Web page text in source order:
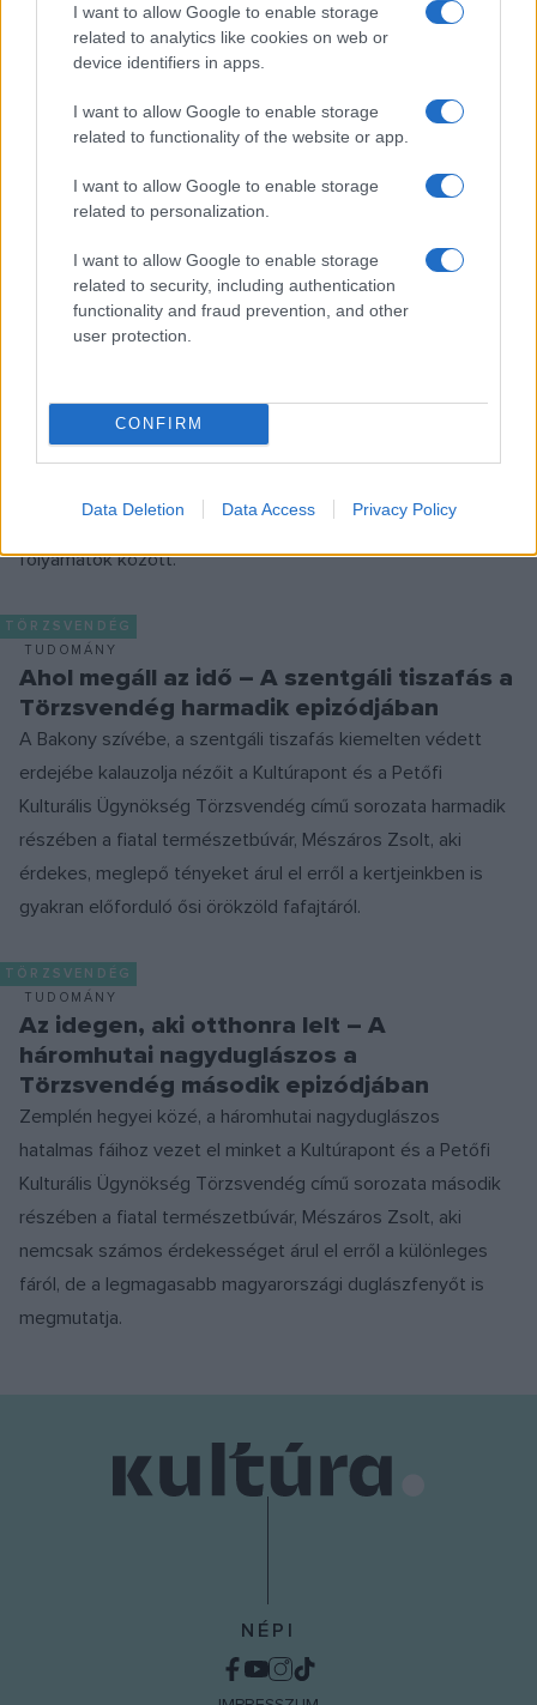
I want to allow Google to enable storage
related to analytics like cookies on web or
device identifiers in apps.
I want to allow Google to enable storage
related to functionality of the website or app.
I want to allow Google to enable storage
related to personalization.
I want to allow Google to enable storage
related to security, including authentication
functionality and fraud prevention, and other
user protection.
CONFIRM
Data Deletion Data Access Privacy Policy
Duna által határolt Szigetközbe hív a Kultúrapont és a Petőfi
Kulturális Ügynökség Törzsvendég című sorozata hatodik
folyamatosan változó ártéri erdő bemutatása mellett
gyermekkori emlékeit is megosztja a nézőkkel.
TÖRZSVENDÉG
A legelőerdő – A csurgónagymartoni
öregerdő a Törzsvendég ötödik
epizódjában
Kulturális Ügynökség Törzsvendég című sorozata ötödik
epizódjában a fiatal természetbúvár, Mészáros Zsolt, aki az
párhuzamokat lát az erdőben és a társadalomban zajló
folyamatok között.
TÖRZSVENDÉG
TUDOMÁNY
Ahol megáll az idő – A szentgáli tiszafás a
Törzsvendég harmadik epizódjában
A Bakony szívébe, a szentgáli tiszafás kiemelten védett
erdejébe kalauzolja nézőit a Kultúrapont és a Petőfi
Kulturális Ügynökség Törzsvendég című sorozata harmadik
részében a fiatal természetbúvár, Mészáros Zsolt, aki
érdekes, meglepő tényeket árul el erről a kertjeinkben is
gyakran előforduló ősi örökzöld fafajtáról.
TÖRZSVENDÉG
TUDOMÁNY
Az idegen, aki otthonra lelt – A
háromhutai nagyduglászos a
Törzsvendég második epizódjában
Zemplén hegyei közé, a háromhutai nagyduglászos
hatalmas fáihoz vezet el minket a Kultúrapont és a Petőfi
Kulturális Ügynökség Törzsvendég című sorozata második
részében a fiatal természetbúvár, Mészáros Zsolt, aki
nemcsak számos érdekességet árul el erről a különleges
fáról, de a legmagasabb magyarországi duglászfenyőt is
megmutatja.
NÉPI